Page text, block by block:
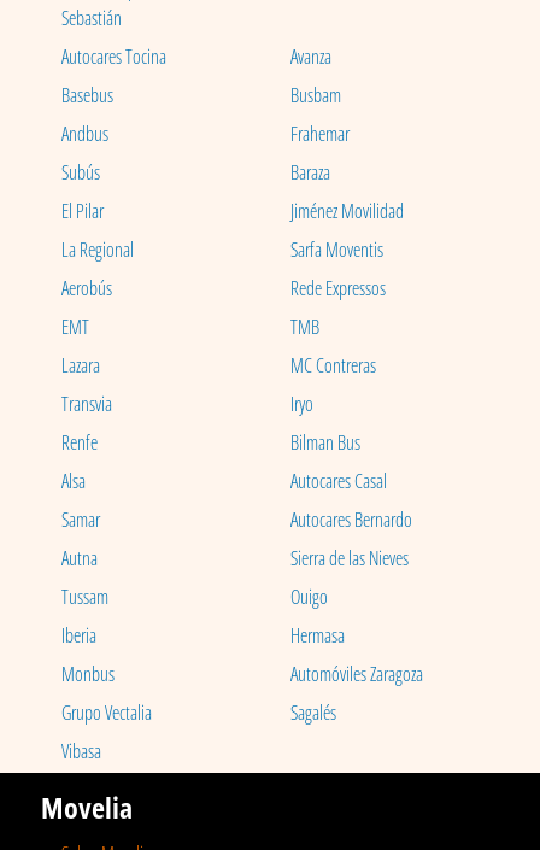
Sebastián
Autocares Tocina
Avanza
Basebus
Busbam
Andbus
Frahemar
Subús
Baraza
El Pilar
Jiménez Movilidad
La Regional
Sarfa Moventis
Aerobús
Rede Expressos
EMT
TMB
Lazara
MC Contreras
Transvia
Iryo
Renfe
Bilman Bus
Alsa
Autocares Casal
Samar
Autocares Bernardo
Autna
Sierra de las Nieves
Tussam
Ouigo
Iberia
Hermasa
Monbus
Automóviles Zaragoza
Grupo Vectalia
Sagalés
Vibasa
Movelia